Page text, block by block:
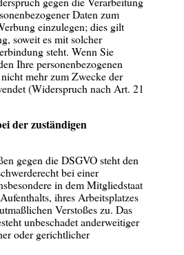
Daten zum
einzulegen; dies gilt
soweit es mit solcher
steht. Wenn Sie
Ihre personenbezogenen
mehr zum Zwecke der
(Widerspruch nach Art. 21
der zuständigen
gegen die DSGVO steht den
bei einer
in dem Mitgliedstaat
ihres Arbeitsplatzes
Verstoßes zu. Das
unbeschadet anderweitiger
oder gerichtlicher